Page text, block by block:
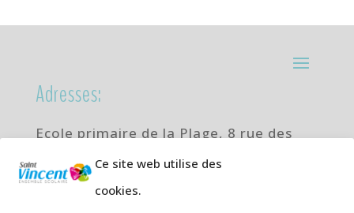
Ce site web utilise des
cookies.
Adresses:
Ecole primaire de la Plage, 8 rue des
Téléphone